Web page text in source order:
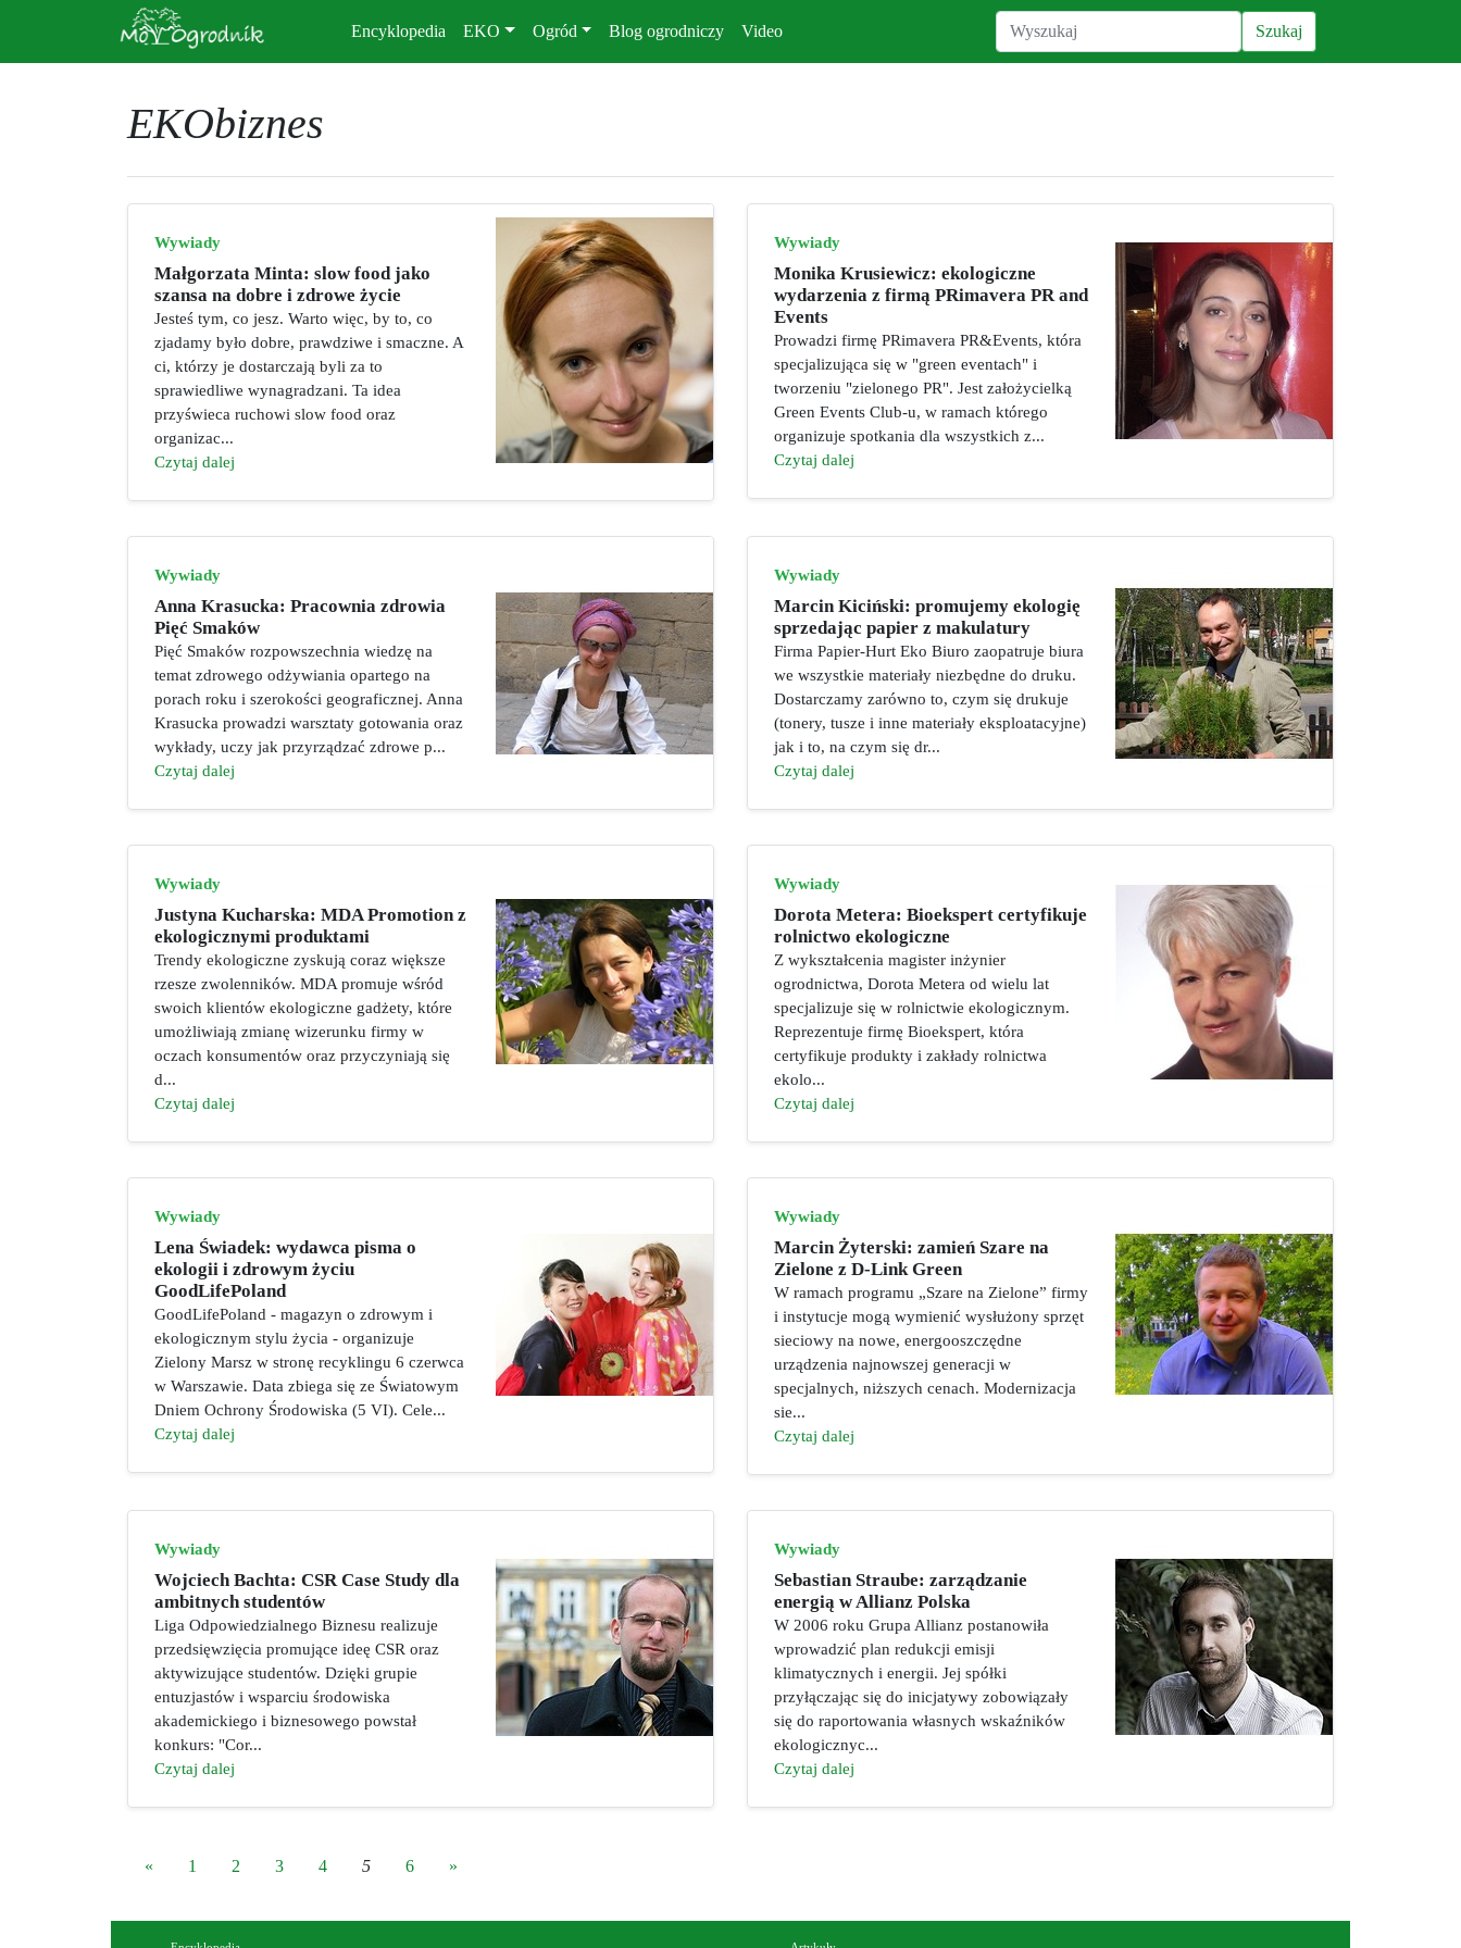
Encyklopedia EKO Ogród Blog ogrodniczy Video
EKObiznes
Wywiady
Małgorzata Minta: slow food jako
szansa na dobre i zdrowe życie
Jesteś tym, co jesz. Warto więc, by to, co
zjadamy było dobre, prawdziwe i smaczne. A
ci, którzy je dostarczają byli za to
sprawiedliwe wynagradzani. Ta idea
przyświeca ruchowi slow food oraz
organizac...
Czytaj dalej
Wywiady
Monika Krusiewicz: ekologiczne
wydarzenia z firmą PRimavera PR and
Events
Prowadzi firmę PRimavera PR&Events, która
specjalizująca się w "green eventach" i
tworzeniu "zielonego PR". Jest założycielką
Green Events Club-u, w ramach którego
organizuje spotkania dla wszystkich z...
Czytaj dalej
Wywiady
Anna Krasucka: Pracownia zdrowia
Pięć Smaków
Pięć Smaków rozpowszechnia wiedzę na
temat zdrowego odżywiania opartego na
porach roku i szerokości geograficznej. Anna
Krasucka prowadzi warsztaty gotowania oraz
wykłady, uczy jak przyrządzać zdrowe p...
Czytaj dalej
Wywiady
Marcin Kiciński: promujemy ekologię
sprzedając papier z makulatury
Firma Papier-Hurt Eko Biuro zaopatruje biura
we wszystkie materiały niezbędne do druku.
Dostarczamy zarówno to, czym się drukuje
(tonery, tusze i inne materiały eksploatacyjne)
jak i to, na czym się dr...
Czytaj dalej
Wywiady
Justyna Kucharska: MDA Promotion z
ekologicznymi produktami
Trendy ekologiczne zyskują coraz większe
rzesze zwolenników. MDA promuje wśród
swoich klientów ekologiczne gadżety, które
umożliwiają zmianę wizerunku firmy w
oczach konsumentów oraz przyczyniają się
d...
Czytaj dalej
Wywiady
Dorota Metera: Bioekspert certyfikuje
rolnictwo ekologiczne
Z wykształcenia magister inżynier
ogrodnictwa, Dorota Metera od wielu lat
specjalizuje się w rolnictwie ekologicznym.
Reprezentuje firmę Bioekspert, która
certyfikuje produkty i zakłady rolnictwa
ekolo...
Czytaj dalej
Wywiady
Lena Świadek: wydawca pisma o
ekologii i zdrowym życiu
GoodLifePoland
GoodLifePoland - magazyn o zdrowym i
ekologicznym stylu życia - organizuje
Zielony Marsz w stronę recyklingu 6 czerwca
w Warszawie. Data zbiega się ze Światowym
Dniem Ochrony Środowiska (5 VI). Cele...
Czytaj dalej
Wywiady
Marcin Żyterski: zamień Szare na
Zielone z D-Link Green
W ramach programu „Szare na Zielone” firmy
i instytucje mogą wymienić wysłużony sprzęt
sieciowy na nowe, energooszczędne
urządzenia najnowszej generacji w
specjalnych, niższych cenach. Modernizacja
sie...
Czytaj dalej
Wywiady
Wojciech Bachta: CSR Case Study dla
ambitnych studentów
Liga Odpowiedzialnego Biznesu realizuje
przedsięwzięcia promujące ideę CSR oraz
aktywizujące studentów. Dzięki grupie
entuzjastów i wsparciu środowiska
akademickiego i biznesowego powstał
konkurs: "Cor...
Czytaj dalej
Wywiady
Sebastian Straube: zarządzanie
energią w Allianz Polska
W 2006 roku Grupa Allianz postanowiła
wprowadzić plan redukcji emisji
klimatycznych i energii. Jej spółki
przyłączając się do inicjatywy zobowiązały
się do raportowania własnych wskaźników
ekologicznyc...
Czytaj dalej
« 1 2 3 4 5 6 »